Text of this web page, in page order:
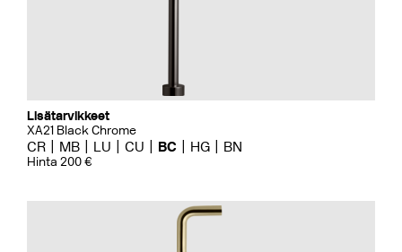
Lisätarvikkeet
XA21 Black Chrome
CR MB LU CU BC HG BN
Hinta 200 €